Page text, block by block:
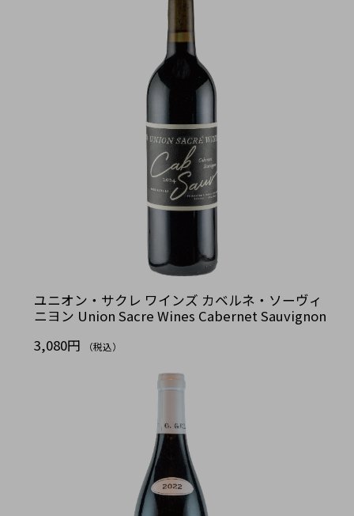
ユニオン・サクレ ワインズ カベルネ・ソーヴィ
ニヨン Union Sacre Wines Cabernet Sauvignon
3,080円
（税込）